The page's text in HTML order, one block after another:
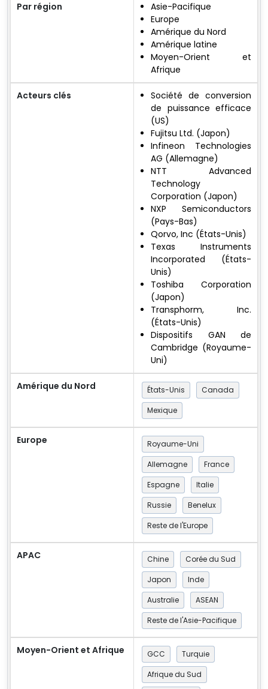
Par région
Asie-Pacifique
Europe
Amérique du Nord
Amérique latine
Moyen-Orient et
Afrique
Acteurs clés
Société de conversion
de puissance efficace
(US)
Fujitsu Ltd. (Japon)
Infineon Technologies
AG (Allemagne)
NTT Advanced
Technology
Corporation (Japon)
NXP Semiconductors
(Pays-Bas)
Qorvo, Inc (États-Unis)
Texas Instruments
Incorporated (États-
Unis)
Toshiba Corporation
(Japon)
Transphorm, Inc.
(États-Unis)
Dispositifs GAN de
Cambridge (Royaume-
Uni)
Amérique du Nord États-Unis
Canada
Mexique
Europe
Royaume-Uni
Allemagne
France
Espagne
Italie
Russie
Benelux
Reste de l'Europe
APAC Chine
Corée du Sud
Japon
Inde
Australie
ASEAN
Reste de l'Asie-Pacifique
Moyen-Orient et Afrique GCC
Turquie
Afrique du Sud